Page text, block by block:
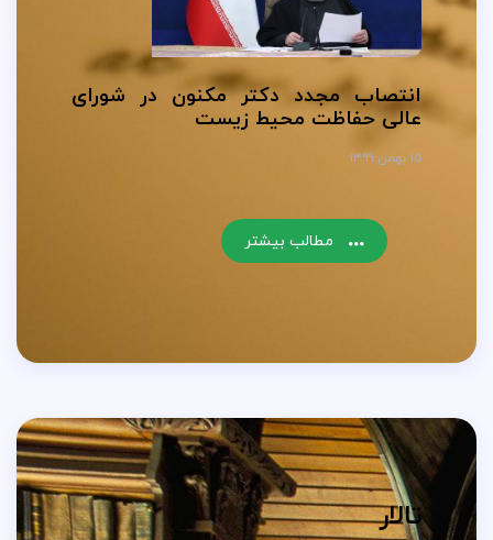
انتصاب مجدد دکتر مکنون در شورای
عالی حفاظت محیط زیست
۱۵ بهمن ۱۳۹۹
مطالب بیشتر
تالار